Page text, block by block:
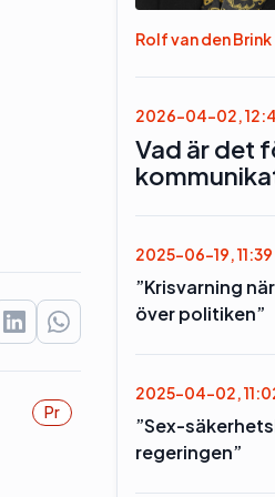
Pr
Rolf van den Brink
2026-04-02,
Vad är det
2025-06-19, 11:39
”Krisvarning
över politiken”
2025-04-02,
”Sex-
regeringen”